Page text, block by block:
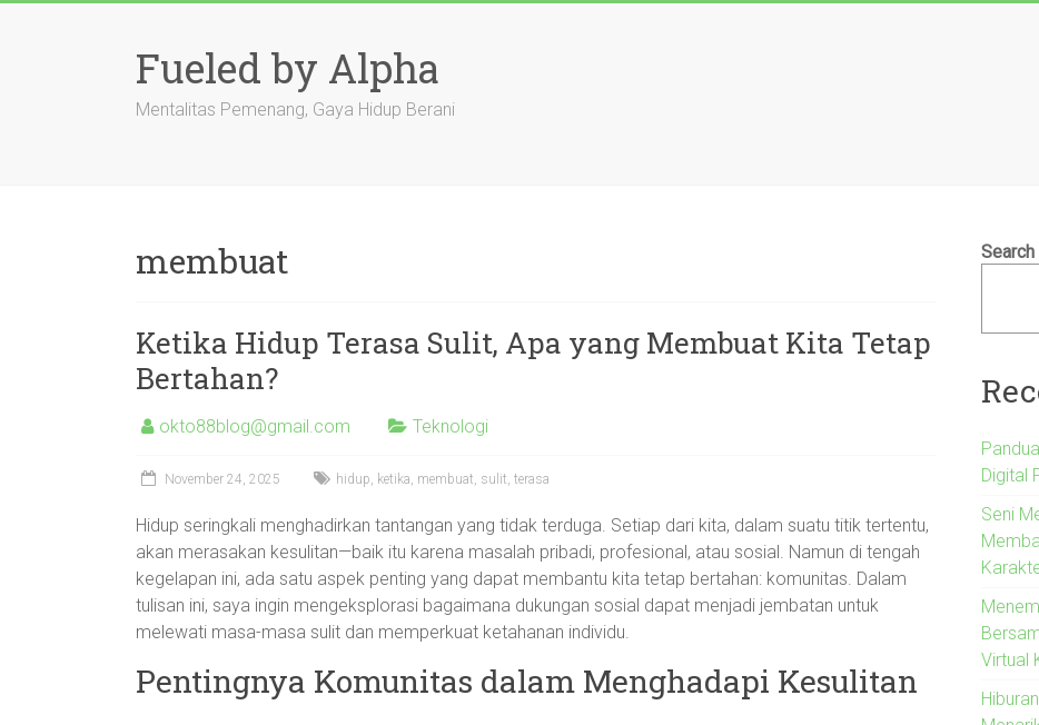
Fueled by Alpha
Mentalitas Pemenang, Gaya Hidup Berani
membuat
Ketika Hidup Terasa Sulit, Apa yang Membuat Kita Tetap
Bertahan?
okto88blog@gmail.com Teknologi
November 24, 2025 hidup, ketika, membuat, sulit, terasa
Hidup seringkali menghadirkan tantangan yang tidak terduga. Setiap dari kita, dalam suatu titik tertentu,
akan merasakan kesulitan—baik itu karena masalah pribadi, profesional, atau sosial. Namun di tengah
kegelapan ini, ada satu aspek penting yang dapat membantu kita tetap bertahan: komunitas. Dalam
tulisan ini, saya ingin mengeksplorasi bagaimana dukungan sosial dapat menjadi jembatan untuk
melewati masa-masa sulit dan memperkuat ketahanan individu.
Pentingnya Komunitas dalam Menghadapi Kesulitan
Search
Digital
Seni
Virtual